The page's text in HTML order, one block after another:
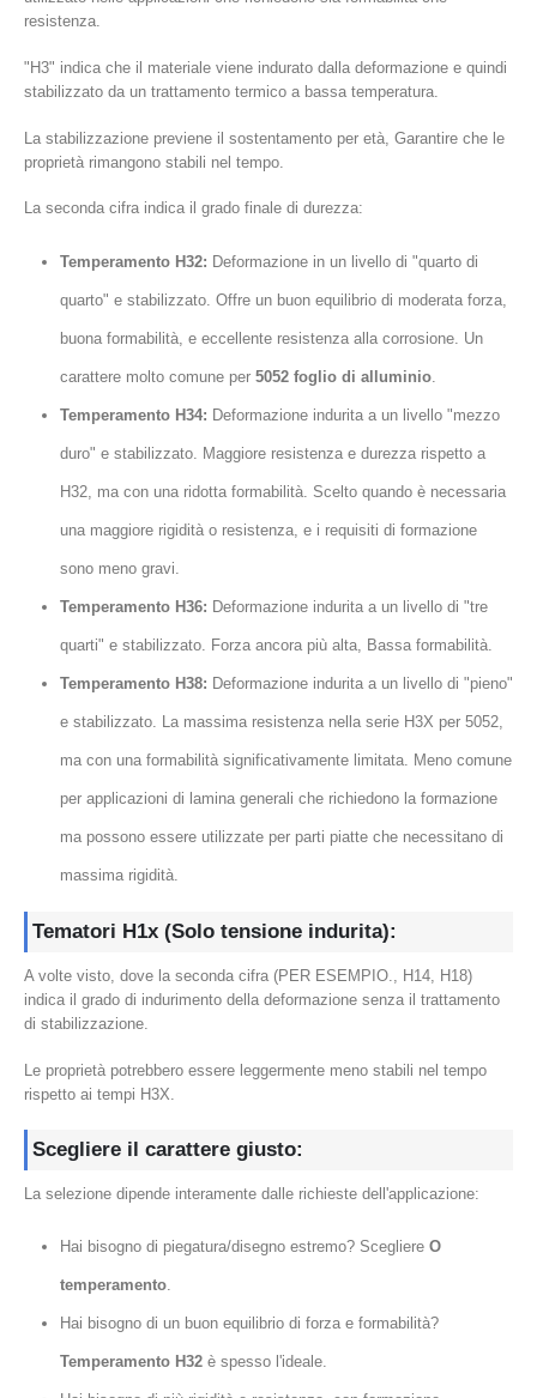
resistenza.
"H3" indica che il materiale viene indurato dalla deformazione e quindi
stabilizzato da un trattamento termico a bassa temperatura.
La stabilizzazione previene il sostentamento per età, Garantire che le
proprietà rimangono stabili nel tempo.
La seconda cifra indica il grado finale di durezza:
Temperamento H32: Deformazione in un livello di "quarto di
quarto" e stabilizzato. Offre un buon equilibrio di moderata forza,
buona formabilità, e eccellente resistenza alla corrosione. Un
carattere molto comune per 5052 foglio di alluminio.
Temperamento H34: Deformazione indurita a un livello "mezzo
duro" e stabilizzato. Maggiore resistenza e durezza rispetto a
H32, ma con una ridotta formabilità. Scelto quando è necessaria
una maggiore rigidità o resistenza, e i requisiti di formazione
sono meno gravi.
Temperamento H36: Deformazione indurita a un livello di "tre
quarti" e stabilizzato. Forza ancora più alta, Bassa formabilità.
Temperamento H38: Deformazione indurita a un livello di "pieno"
e stabilizzato. La massima resistenza nella serie H3X per 5052,
ma con una formabilità significativamente limitata. Meno comune
per applicazioni di lamina generali che richiedono la formazione
ma possono essere utilizzate per parti piatte che necessitano di
massima rigidità.
Tematori H1x (Solo tensione indurita):
A volte visto, dove la seconda cifra (PER ESEMPIO., H14, H18)
indica il grado di indurimento della deformazione senza il trattamento
di stabilizzazione.
Le proprietà potrebbero essere leggermente meno stabili nel tempo
rispetto ai tempi H3X.
Scegliere il carattere giusto:
La selezione dipende interamente dalle richieste dell'applicazione:
Hai bisogno di piegatura/disegno estremo? Scegliere O
temperamento.
Hai bisogno di un buon equilibrio di forza e formabilità?
Temperamento H32è spesso l'ideale.